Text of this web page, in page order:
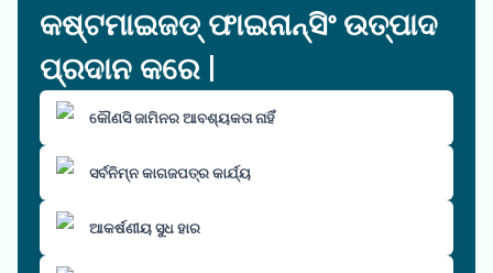
କଷ୍ଟମାଇଜଡ୍ ଫାଇନାନ୍ସିଂ ଉତ୍ପାଦ
ପ୍ରଦାନ କରେ |
କୌଣସି ଜାମିନର ଆବଶ୍ୟକତା ନାହିଁ
ସର୍ବନିମ୍ନ କାଗଜପତ୍ର କାର୍ଯ୍ୟ
ଆକର୍ଷଣୀୟ ସୁଧ ହାର